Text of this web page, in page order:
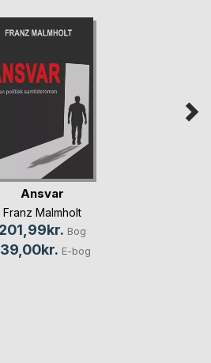
Ansvar
Franz Malmholt
201,99kr. Bog
E-bog